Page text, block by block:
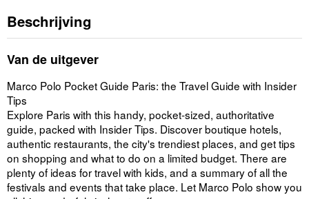
Beschrijving
Van de uitgever
Marco Polo Pocket Guide Paris: the Travel Guide with Insider
Tips
Explore Paris with this handy, pocket-sized, authoritative
guide, packed with Insider Tips. Discover boutique hotels,
authentic restaurants, the city's trendiest places, and get tips
on shopping and what to do on a limited budget. There are
plenty of ideas for travel with kids, and a summary of all the
festivals and events that take place. Let Marco Polo show you